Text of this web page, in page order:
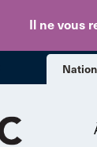
Il ne vous